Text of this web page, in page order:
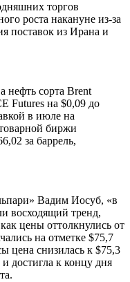
торгов
роста накануне из-за
поставок из Ирана и
нефть сорта Brent
Futures на $0,09 до
в июле на
биржи
за баррель,
Вадим Иосуб, «в
восходящий тренд,
цены оттолкнулись от
на отметке $75,7
цена снизилась к $75,3
достигла к концу дня